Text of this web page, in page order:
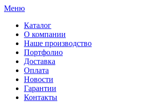
Меню
Каталог
О компании
Наше производство
Портфолио
Доставка
Оплата
Новости
Гарантии
Контакты